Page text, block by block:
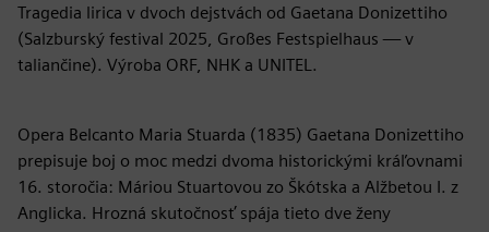
Tragedia lirica v dvoch dejstvách od Gaetana Donizettiho
(Salzburský festival 2025, Großes Festspielhaus — v
taliančine). Výroba ORF, NHK a UNITEL.
Opera Belcanto Maria Stuarda (1835) Gaetana Donizettiho
prepisuje boj o moc medzi dvoma historickými kráľovnami
16. storočia: Máriou Stuartovou zo Škótska a Alžbetou I. z
Anglicka. Hrozná skutočnosť spája tieto dve ženy